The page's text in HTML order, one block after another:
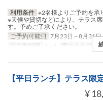
利用条件 ※2名様よりご予約を承
※天候や貸切などにより、テラス
す。予めご了承ください。
ご予約可能日 7月23日 ~ 8月31日
注文数制限
2 ~ 6 席のカテゴリ
【平日ランチ】テラス
¥